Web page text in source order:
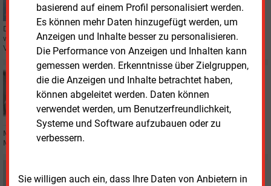
basierend auf einem Profil personalisiert werden.
Es können mehr Daten hinzugefügt werden, um
Anzeigen und Inhalte besser zu personalisieren.
Die Performance von Anzeigen und Inhalten kann
gemessen werden. Erkenntnisse über Zielgruppen,
die die Anzeigen und Inhalte betrachtet haben,
können abgeleitet werden. Daten können
verwendet werden, um Benutzerfreundlichkeit,
Systeme und Software aufzubauen oder zu
verbessern.
Sie willigen auch ein, dass Ihre Daten von Anbietern in
Energiehändler
Der Wetterdatenanbieter Meteomatics und das IT-Unternehmen „NVIDIA“
wollen der Energiewirtschaft Wettervorhersagen quasi in Echtzeit zur
Verfügung stellen.
Donnerstag, 14.03.2024, 16:43
PERSONALIE
Markus Janscheidt wird neuer Geschäftsführer in
Magdeburg
Markus Janscheidt folgt als kaufmännischer Geschäftsführer der SWM
Magdeburg auf Carsten Harkner.
PERSONALIE